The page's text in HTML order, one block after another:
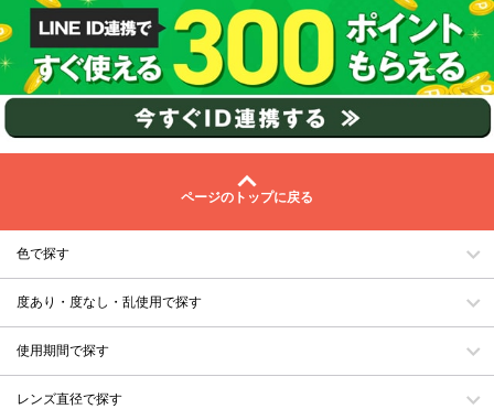
ページのトップに戻る
色で探す
度あり・度なし・乱使用で探す
使用期間で探す
レンズ直径で探す